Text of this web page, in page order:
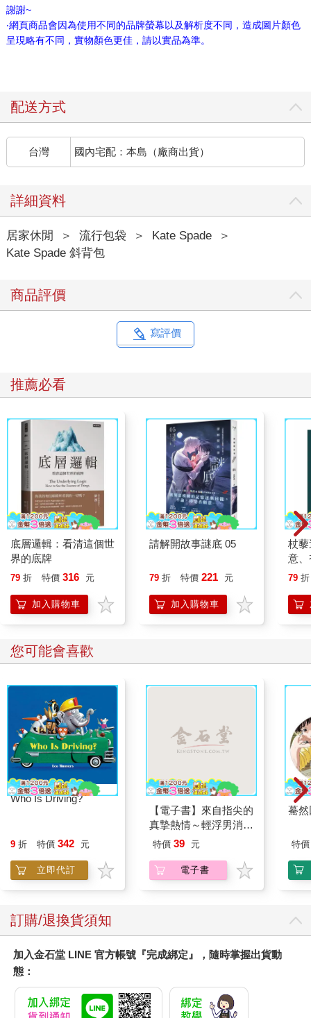
謝謝~
‧網頁商品會因為使用不同的品牌螢幕以及解析度不同，造成圖片顏色
呈現略有不同，實物顏色更佳，請以實品為準。
配送方式
台灣 國內宅配：本島（廠商出貨）
詳細資料
居家休閒 ＞ 流行包袋 ＞ Kate Spade
＞
Kate Spade 斜背包
商品評價
寫評價
推薦必看
底層邏輯：看清這個世
界的底牌
79 折 特價 316 元
加入購物車
請解開故事謎底 05
79 折 特價 221 元
加入購物車
杖
意
恭
79 折
您可能會喜歡
Who Is Driving?
9 折 特價 342 元
立即代訂
【電子書】來自指尖的
真摯熱情～輕浮男消防
員帶著熱烈眼神擁抱我
特價 39 元
電子書
驀
特價
訂購/退換貨須知
加入金石堂 LINE 官方帳號『完成綁定』，隨時掌握出貨動
態：